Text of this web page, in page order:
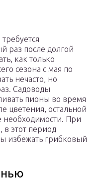
раз после долгой
как только
сезона с мая по
нечасто, но
Садоводы
пионы во время
цветения, остальной
необходимости. При
в этот период
избежать грибковый